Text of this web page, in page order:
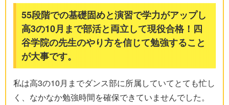
55段階での基礎固めと演習で学力がアップし
高3の10月まで部活と両立して現役合格！四
谷学院の先生のやり方を信じて勉強すること
が大事です。
私は高3の10月までダンス部に所属していてとても忙し
く、なかなか勉強時間を確保できていませんでした。